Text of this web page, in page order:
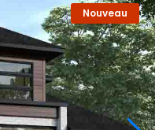
Nouveau